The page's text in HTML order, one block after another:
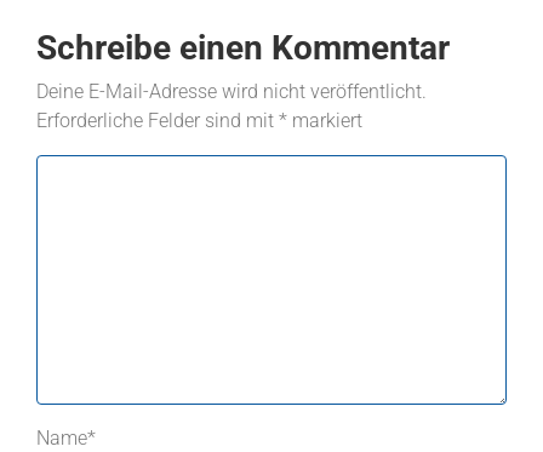
Schreibe einen Kommentar
Deine E-Mail-Adresse wird nicht veröffentlicht.
Erforderliche Felder sind mit * markiert
Name*